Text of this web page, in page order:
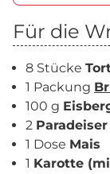
Für die
8 Stücke
1 Packung
100 g
2 Paradeiser
1 Dose Mais
1 Karotte